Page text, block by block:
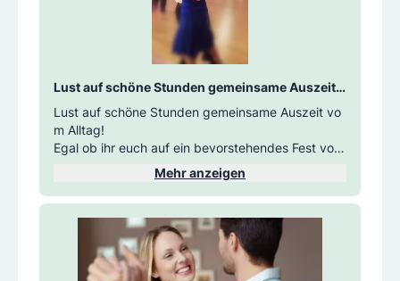
Lust auf schöne Stunden gemeinsame Auszeit v
om Alltag!
Lust auf schöne Stunden gemeinsame Auszeit vo
m Alltag!
Egal ob ihr euch auf ein bevorstehendes Fest vorb
ereitet, oder euch einfach nur den Wunsch erfüllt,
endlich gemeinsam übers Parkett zu schweben. I
n nur 10 Wochen lernt ihr alle aktuellen Gesellscha
fts-, Freizeit- und regionalen Tänze (u.a. Discofox,
Walzer, Boarischer, Polka, Cha-Cha-Cha uvm.)!
Dauer: 10 Wochen - 10 Kursabende zu 2 UStd. (=
Mehr anzeigen